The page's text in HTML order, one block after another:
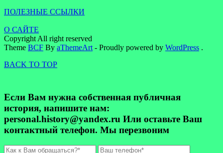
ПОЛЕЗНЫЕ ССЫЛКИ
О САЙТЕ
Copyright All right reserved
Theme BCF By aThemeArt- Proudly powered by WordPress .
BACK TO TOP
Если Вам нужна собственная публичная
история, напишите нам:
personal.history@yandex.ru Или оставьте Ваш
контактный телефон. Мы перезвоним